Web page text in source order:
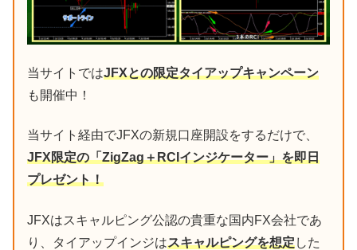
当サイトではJFXとの限定タイアップキャンペーン
も開催中！
当サイト経由でJFXの新規口座開設をするだけで、
JFX限定の「ZigZag＋RCIインジケーター」を即日
プレゼント！
JFXはスキャルピング公認の貴重な国内FX会社であ
り、タイアップインジはスキャルピングを想定した